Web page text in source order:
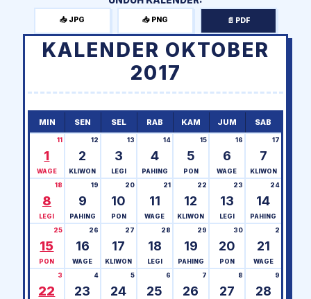
📥 JPG 📥 PNG 📄 PDF
KALENDER OKTOBER
2017
MIN SEN SEL RAB KAM JUM SAB
1
11
WAGE
2
12
KLIWON
3
13
LEGI
4
14
PAHING
5
15
PON
6
16
WAGE
7
17
KLIWON
8
18
LEGI
9
19
PAHING
10
20
PON
11
21
WAGE
12
22
KLIWON
13
23
LEGI
14
24
PAHING
15
25
PON
16
26
WAGE
17
27
KLIWON
18
28
LEGI
19
29
PAHING
20
30
PON
21
2
WAGE
22
3
23
4
24
5
25
6
26
7
27
8
28
9